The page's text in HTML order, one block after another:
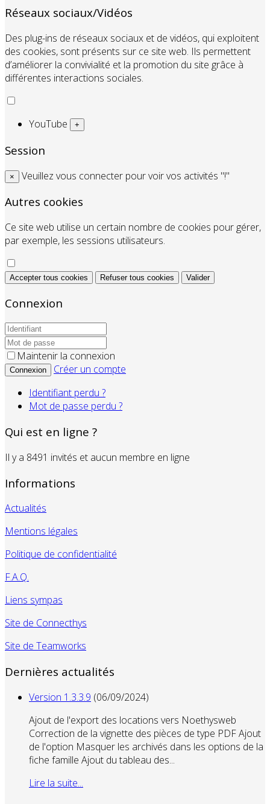
Réseaux sociaux/Vidéos
Des plug-ins de réseaux sociaux et de vidéos, qui exploitent
des cookies, sont présents sur ce site web. Ils permettent
d’améliorer la convivialité et la promotion du site grâce à
différentes interactions sociales.
YouTube +
Session
× Veuillez vous connecter pour voir vos activités "!"
Autres cookies
Ce site web utilise un certain nombre de cookies pour gérer,
par exemple, les sessions utilisateurs.
Accepter tous cookies Refuser tous cookies Valider
Connexion
Maintenir la connexion
Connexion
Créer un compte
Identifiant perdu ?
Mot de passe perdu ?
Qui est en ligne ?
Il y a 8491 invités et aucun membre en ligne
Informations
Actualités
Mentions légales
Politique de confidentialité
F.A.Q.
Liens sympas
Site de Connecthys
Site de Teamworks
Dernières actualités
Version 1.3.3.9 (06/09/2024)
Ajout de l'export des locations vers Noethysweb
Correction de la vignette des pièces de type PDF Ajout
de l'option Masquer les archivés dans les options de la
fiche famille Ajout du tableau des...
Lire la suite...